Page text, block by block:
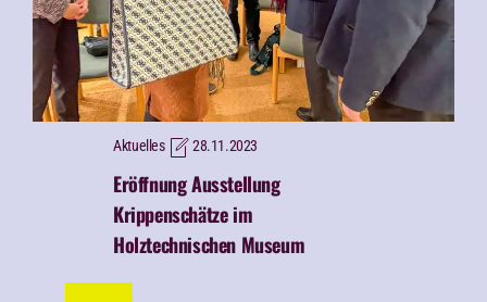
Aktuelles 28.11.2023
Eröffnung Ausstellung
Krippenschätze im
Holztechnischen Museum